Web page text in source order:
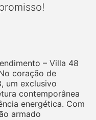
– Villa 48
coração de
um exclusivo
contemporânea
energética. Com
armado